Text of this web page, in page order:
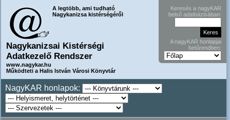
A legtöbb, ami tudható
Nagykanizsa kistérségéről
Nagykanizsai Kistérségi
Adatkezelő Rendszer
www.nagykar.hu
Működteti a Halis István Városi Könyvtár
Keresés a nagyKAR
belső adatbázisában:
A nagyKAR honlapjai
betűrendben:
NagyKAR honlapok: